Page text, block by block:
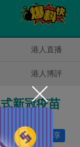
港人直播
港人博評
新冠疫苗
分享
讚好 6